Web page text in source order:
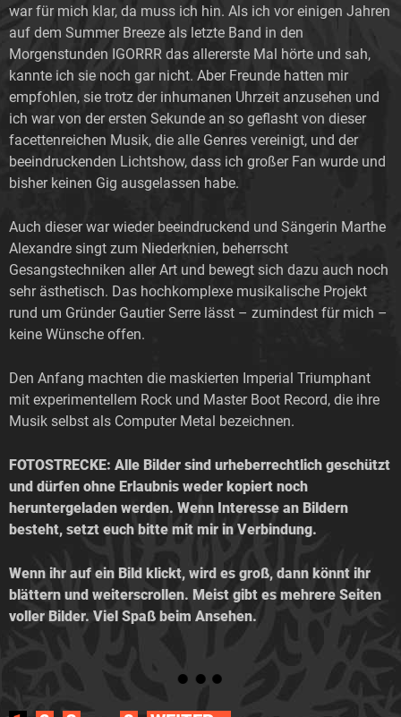
war für mich klar, da muss ich hin. Als ich vor einigen Jahren
auf dem Summer Breeze als letzte Band in den
Morgenstunden IGORRR das allererste Mal hörte und sah,
kannte ich sie noch gar nicht. Aber Freunde hatten mir
empfohlen, sie trotz der inhumanen Uhrzeit anzusehen und
ich war von der ersten Sekunde an so geflasht von dieser
facettenreichen Musik, die alle Genres vereinigt, und der
beeindruckenden Lichtshow, dass ich großer Fan wurde und
bisher keinen Gig ausgelassen habe.
Auch dieser war wieder beeindruckend und Sängerin Marthe
Alexandre singt zum Niederknien, beherrscht
Gesangstechniken aller Art und bewegt sich dazu auch noch
sehr ästhetisch. Das hochkomplexe musikalische Projekt
rund um Gründer Gautier Serre lässt – zumindest für mich –
keine Wünsche offen.
Den Anfang machten die maskierten Imperial Triumphant
mit experimentellem Rock und Master Boot Record, die ihre
Musik selbst als Computer Metal bezeichnen.
FOTOSTRECKE: Alle Bilder sind urheberrechtlich geschützt
und dürfen ohne Erlaubnis weder kopiert noch
heruntergeladen werden. Wenn Interesse an Bildern
besteht, setzt euch bitte mit mir in Verbindung.
Wenn ihr auf ein Bild klickt, wird es groß, dann könnt ihr
blättern und weiterscrollen. Meist gibt es mehrere Seiten
voller Bilder. Viel Spaß beim Ansehen.